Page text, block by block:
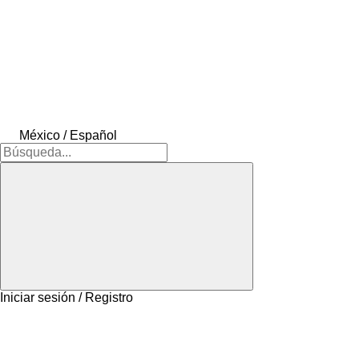
México / Español
Iniciar sesión / Registro